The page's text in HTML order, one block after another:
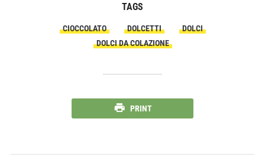
TAGS
CIOCCOLATO DOLCETTI
DOLCI
DOLCI DA COLAZIONE
PRINT